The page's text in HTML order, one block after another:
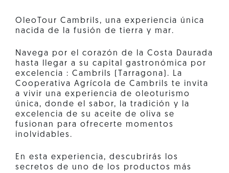
OleoTour Cambrils, una experiencia única
nacida de la fusión de tierra y mar.
Navega por el corazón de la Costa Daurada
hasta llegar a su capital gastronómica por
excelencia : Cambrils (Tarragona). La
Cooperativa Agrícola de Cambrils te invita
a vivir una experiencia de oleoturismo
única, donde el sabor, la tradición y la
excelencia de su aceite de oliva se
fusionan para ofrecerte momentos
inolvidables.
En esta experiencia, descubrirás los
secretos de uno de los productos más